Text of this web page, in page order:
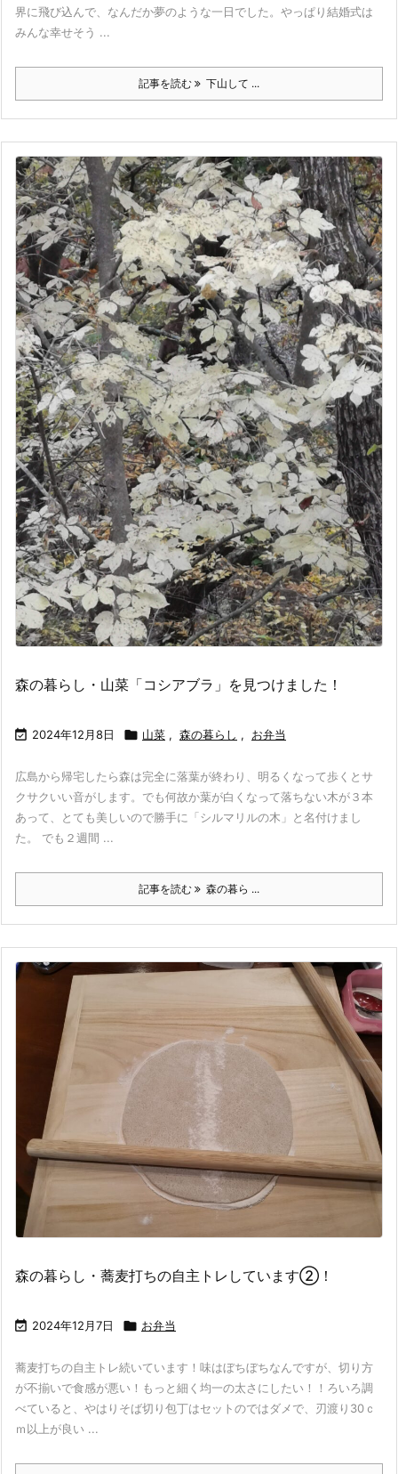
界に飛び込んで、なんだか夢のような一日でした。やっぱり結婚式は
みんな幸せそう ...
記事を読む 下山して ...
森の暮らし・山菜「コシアブラ」を見つけました！
 2024年12月8日  山菜 , 森の暮らし , お弁当
広島から帰宅したら森は完全に落葉が終わり、明るくなって歩くとサ
クサクいい音がします。でも何故か葉が白くなって落ちない木が３本
あって、とても美しいので勝手に「シルマリルの木」と名付けまし
た。 でも２週間 ...
記事を読む 森の暮ら ...
森の暮らし・蕎麦打ちの自主トレしています②！
 2024年12月7日  お弁当
蕎麦打ちの自主トレ続いています！味はぼちぼちなんですが、切り方
が不揃いで食感が悪い！もっと細く均一の太さにしたい！！ろいろ調
べていると、やはりそば切り包丁はセットのではダメで、刃渡り30ｃ
ｍ以上が良い ...